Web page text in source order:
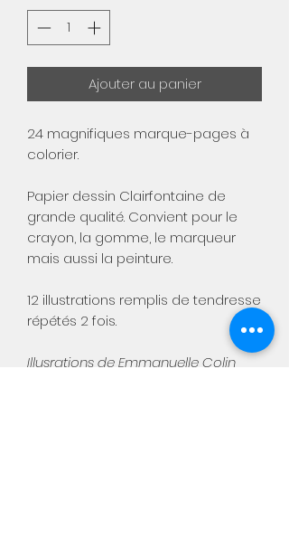
Ajouter au panier
24 magnifiques marque-pages à
colorier.
Papier dessin Clairfontaine de
grande qualité. Convient pour le
crayon, la gomme, le marqueur
mais aussi la peinture.
12 illustrations remplis de tendresse
répétés 2 fois.
Illusrations de Emmanuelle Colin